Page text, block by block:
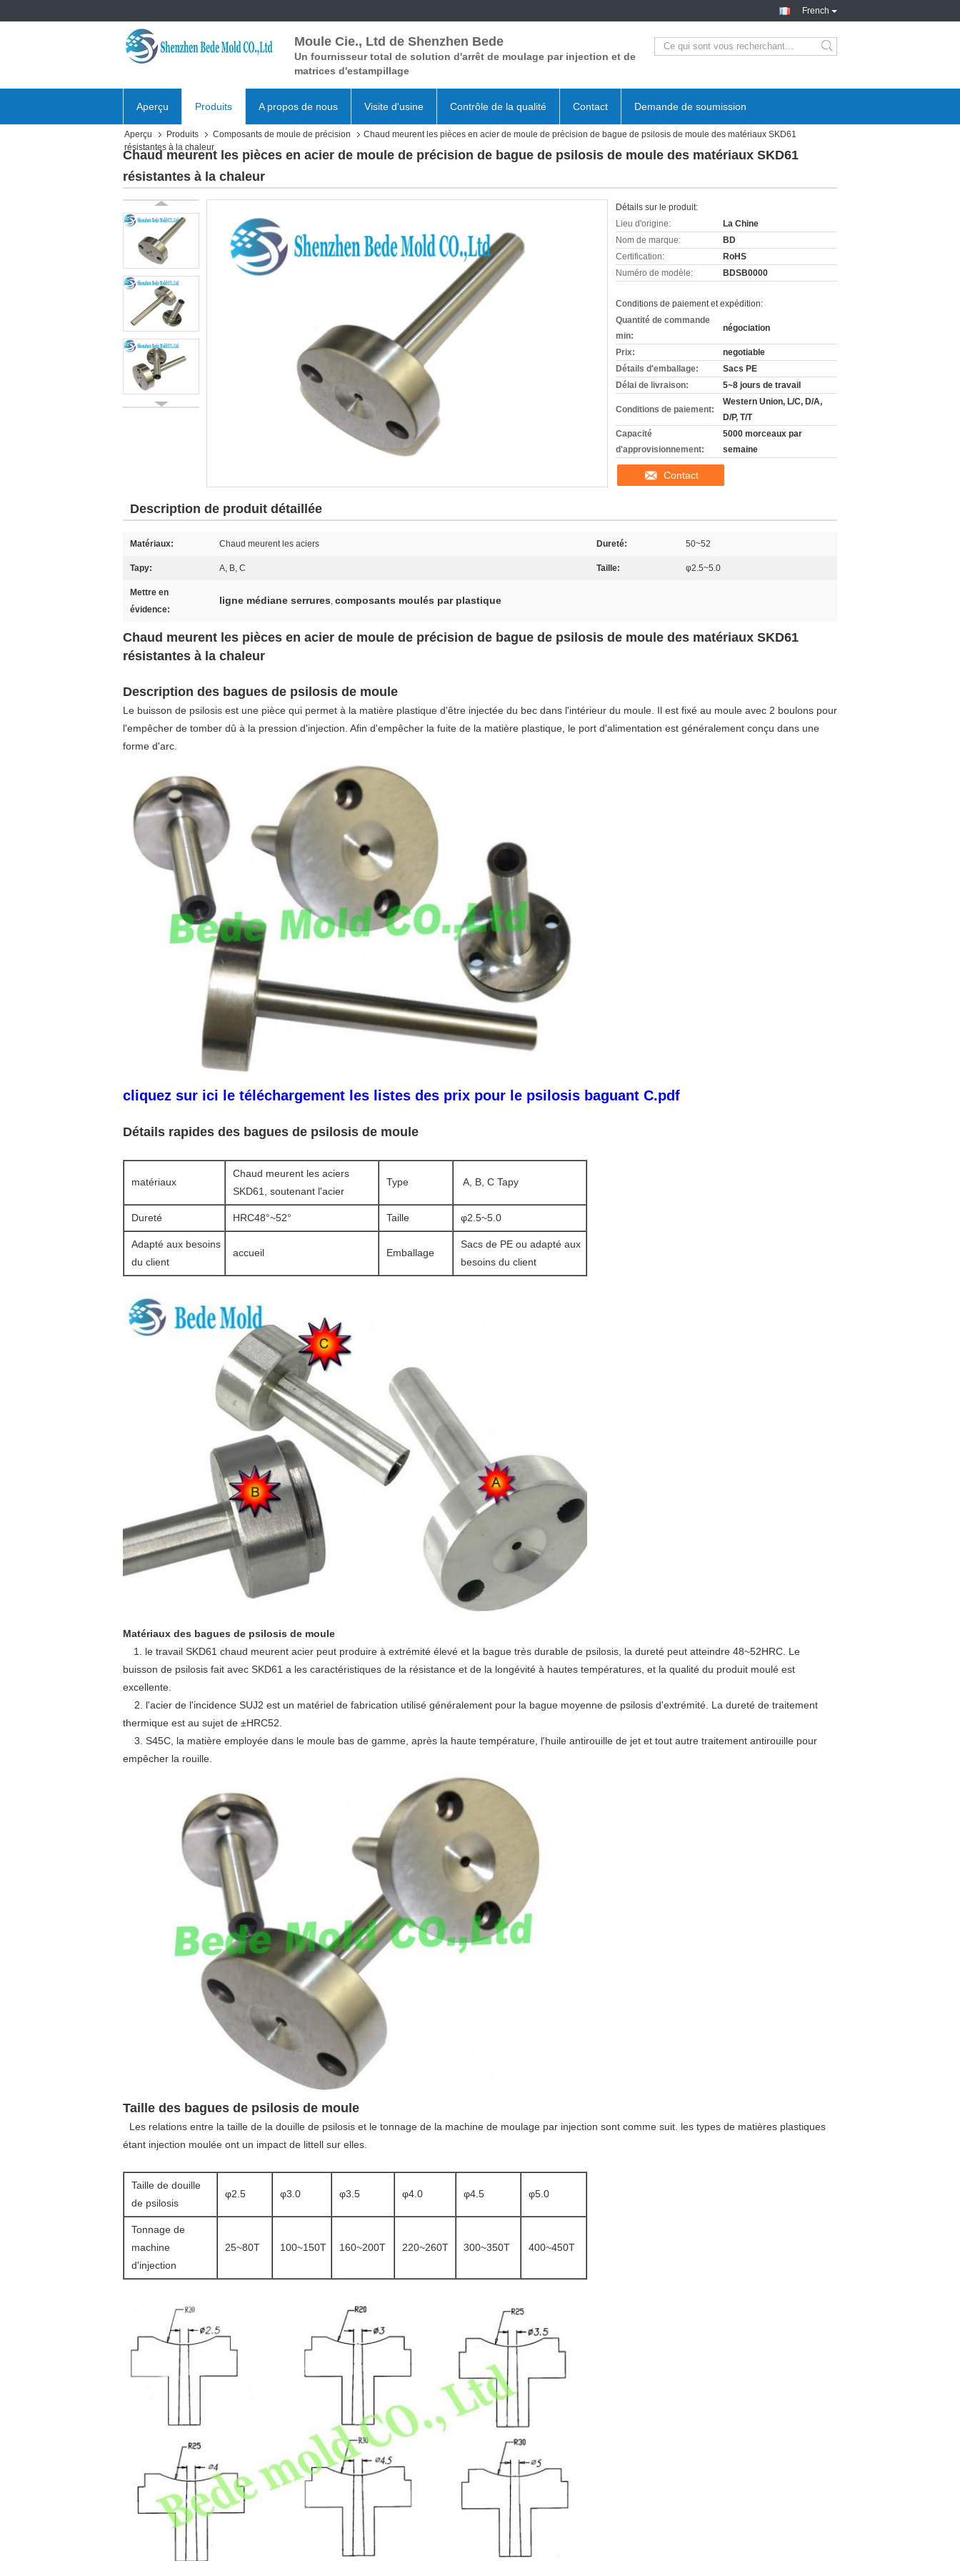
French
Moule Cie., Ltd de Shenzhen Bede
Un fournisseur total de solution d'arrêt de moulage par injection et de
matrices d'estampillage
Aperçu Produits A propos de nous Visite d'usine Contrôle de la qualité Contact Demande de soumission
Aperçu Produits Composants de moule de précision
Chaud meurent les pièces en acier de moule de précision de bague de psilosis de moule des matériaux SKD61
résistantes à la chaleur
Chaud meurent les pièces en acier de moule de précision de bague de psilosis de moule des matériaux SKD61
résistantes à la chaleur
Détails sur le produit:
Lieu d'origine:
La Chine
Nom de marque:
BD
Certification:
RoHS
Numéro de modèle:
BDSB0000
Conditions de paiement et expédition:
Quantité de commande
min:
négociation
Prix:
negotiable
Détails d'emballage:
Sacs PE
Délai de livraison:
5~8 jours de travail
Conditions de paiement:
Western Union, L/C, D/A,
D/P, T/T
Capacité
d'approvisionnement:
5000 morceaux par
semaine
Contact
Description de produit détaillée
Matériaux: Chaud meurent les aciers Dureté: 50~52
Tapy: A, B, C Taille: φ2.5~5.0
Mettre en
évidence:
ligne médiane serrures, composants moulés par plastique
Chaud meurent les pièces en acier de moule de précision de bague de psilosis de moule des matériaux SKD61
résistantes à la chaleur
Description des bagues de psilosis de moule
Le buisson de psilosis est une pièce qui permet à la matière plastique d'être injectée du bec dans l'intérieur du moule. Il est fixé au moule avec 2 boulons pour
l'empêcher de tomber dû à la pression d'injection. Afin d'empêcher la fuite de la matière plastique, le port d'alimentation est généralement conçu dans une
forme d'arc.
cliquez sur ici le téléchargement les listes des prix pour le psilosis baguant C.pdf
Détails rapides des bagues de psilosis de moule
matériaux
Chaud meurent les aciers
SKD61, soutenant l'acier
Type A, B, C Tapy
Dureté HRC48°~52° Taille φ2.5~5.0
Adapté aux besoins
du client
accueil Emballage
Sacs de PE ou adapté aux
besoins du client
Matériaux des bagues de psilosis de moule
1. le travail SKD61 chaud meurent acier peut produire à extrémité élevé et la bague très durable de psilosis, la dureté peut atteindre 48~52HRC. Le
buisson de psilosis fait avec SKD61 a les caractéristiques de la résistance et de la longévité à hautes températures, et la qualité du produit moulé est
excellente.
2. l'acier de l'incidence SUJ2 est un matériel de fabrication utilisé généralement pour la bague moyenne de psilosis d'extrémité. La dureté de traitement
thermique est au sujet de ±HRC52.
3. S45C, la matière employée dans le moule bas de gamme, après la haute température, l'huile antirouille de jet et tout autre traitement antirouille pour
empêcher la rouille.
Taille des bagues de psilosis de moule
Les relations entre la taille de la douille de psilosis et le tonnage de la machine de moulage par injection sont comme suit. les types de matières plastiques
étant injection moulée ont un impact de littell sur elles.
Taille de douille
de psilosis
φ2.5 φ3.0 φ3.5 φ4.0 φ4.5 φ5.0
Tonnage de
machine
d'injection
25~80T 100~150T 160~200T 220~260T 300~350T 400~450T